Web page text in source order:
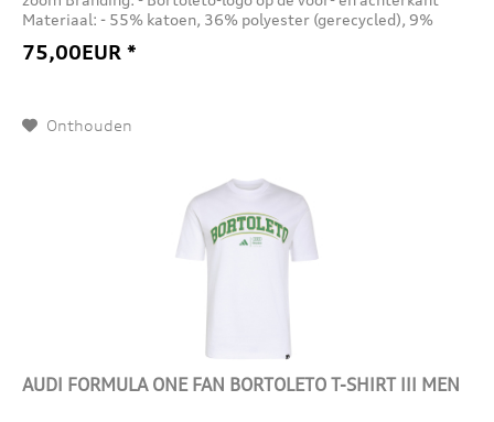
Materiaal: - 55% katoen, 36% polyester (gerecycled), 9%
75,00EUR *
Onthouden
AUDI FORMULA ONE FAN BORTOLETO T-SHIRT III MEN